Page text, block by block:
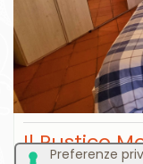
Il Rustico